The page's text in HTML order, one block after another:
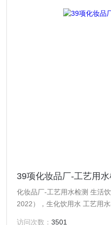
39项化妆品厂-工艺用水
化妆品厂-工艺用水检测 生活
2022），生化饮用水 工艺用
访问次数：3501